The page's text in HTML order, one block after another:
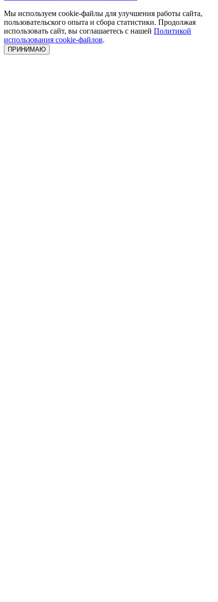
Мы используем cookie-файлы для улучшения работы сайта,
пользовательского опыта и сбора статистики. Продолжая
использовать сайт, вы соглашаетесь с нашей Политикой
использования cookie-файлов.
ПРИНИМАЮ